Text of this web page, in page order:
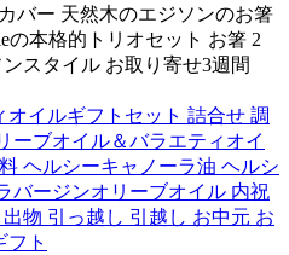
バー 天然木のエジソンのお箸
の本格的トリオセット お箸 2
スタイル お取り寄せ3週間
イルギフトセット 詰合せ 調
ーブオイル＆バラエティオイ
ヘルシーキャノーラ油 ヘルシ
バージンオリーブオイル 内祝
物 引っ越し 引越し お中元 お
フト